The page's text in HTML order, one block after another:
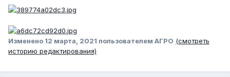
Изменено 12 марта, 2021 пользователем АГРО (смотреть
историю редактирования)